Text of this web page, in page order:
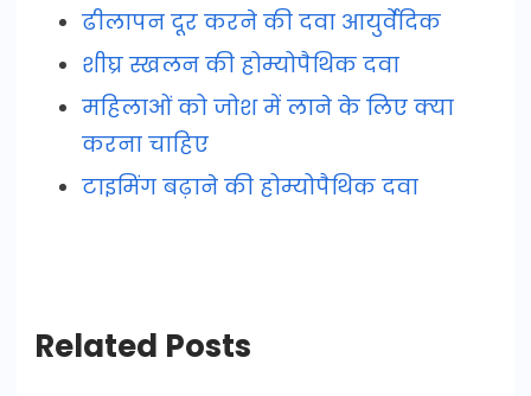
ढीलापन दूर करने की दवा आयुर्वेदिक
शीघ्र स्खलन की होम्योपैथिक दवा
महिलाओं को जोश में लाने के लिए क्या
करना चाहिए
टाइमिंग बढ़ाने की होम्योपैथिक दवा
Related Posts